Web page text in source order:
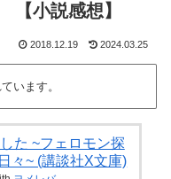
小説感想】
2018.12.19 2024.03.25
います。
た ~フェロモン探
々~ (講談社X文庫)